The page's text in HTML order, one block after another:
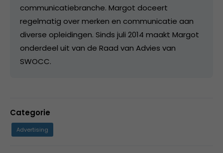
communicatiebranche. Margot doceert
regelmatig over merken en communicatie aan
diverse opleidingen. Sinds juli 2014 maakt Margot
onderdeel uit van de Raad van Advies van
SWOCC.
Categorie
Advertising